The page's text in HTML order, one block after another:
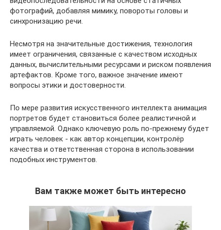
фотографий, добавляя мимику, повороты головы и
синхронизацию речи.
Несмотря на значительные достижения, технология
имеет ограничения, связанные с качеством исходных
данных, вычислительными ресурсами и риском появления
артефактов. Кроме того, важное значение имеют
вопросы этики и достоверности.
По мере развития искусственного интеллекта анимация
портретов будет становиться более реалистичной и
управляемой. Однако ключевую роль по-прежнему будет
играть человек - как автор концепции, контролёр
качества и ответственная сторона в использовании
подобных инструментов.
Вам также может быть интересно